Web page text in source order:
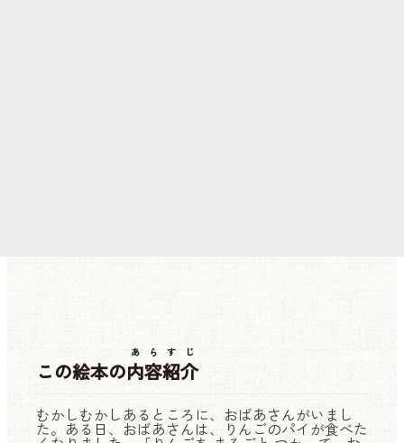
この絵本の内容紹介
あらすじ
むかしむかしあるところに、おばあさんがいまし
た。ある日、おばあさんは、りんごのパイが食べた